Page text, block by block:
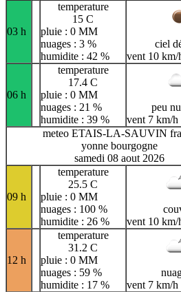
03 h
temperature
15 C
pluie : 0 MM
nuages : 3 %
humidite : 42 %
ciel
vent 10
06 h
temperature
17.4 C
pluie : 0 MM
nuages : 21 %
humidite : 39 %
peu
vent 7 km/
meteo ETAIS-LA-SAUVIN
yonne bourgogne
samedi 08 aout 2026
09 h
temperature
25.5 C
pluie : 0 MM
nuages : 100 %
humidite : 26 %
vent 10
12 h
temperature
31.2 C
pluie : 0 MM
nuages : 59 %
humidite : 17 %
vent 7 km/